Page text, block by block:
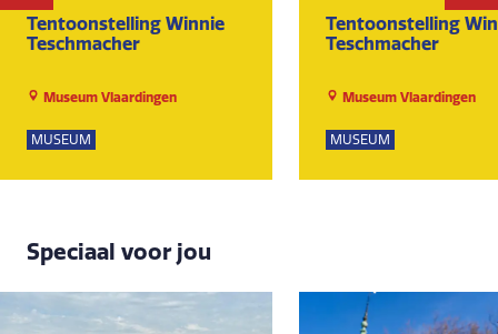
Tentoonstelling Winnie
Teschmacher
Museum Vlaardingen
MUSEUM
Tentoonstelling
Teschmacher
Museum Vlaardingen
MUSEUM
Speciaal voor jou